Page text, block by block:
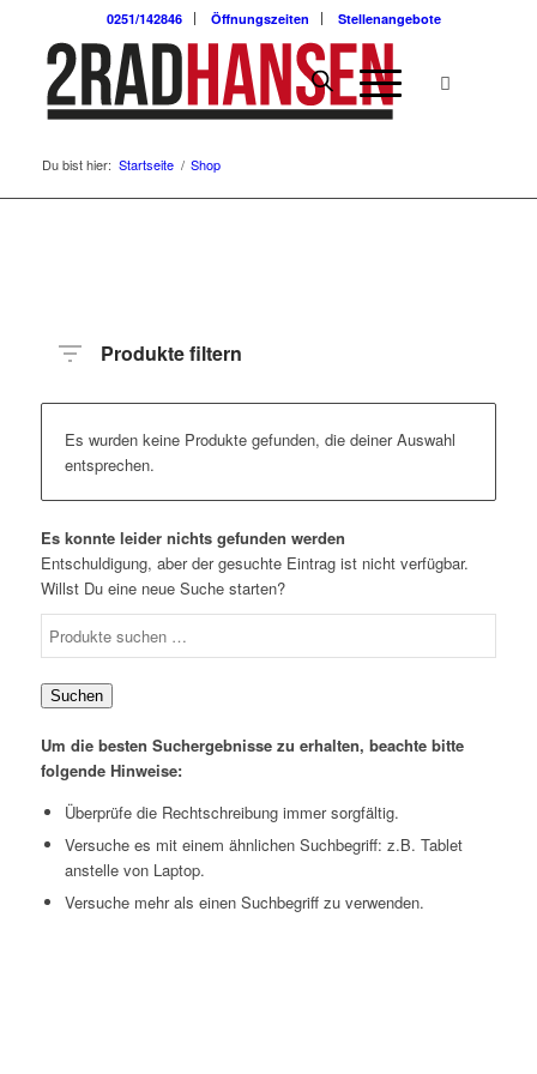
0251/142846 Öffnungszeiten Stellenangebote
Du bist hier: Startseite / Shop
Produkte filtern
Es wurden keine Produkte gefunden, die deiner Auswahl
entsprechen.
Es konnte leider nichts gefunden werden
Entschuldigung, aber der gesuchte Eintrag ist nicht verfügbar.
Willst Du eine neue Suche starten?
Suchen
Um die besten Suchergebnisse zu erhalten, beachte bitte
folgende Hinweise:
Überprüfe die Rechtschreibung immer sorgfältig.
Versuche es mit einem ähnlichen Suchbegriff: z.B. Tablet
anstelle von Laptop.
Versuche mehr als einen Suchbegriff zu verwenden.